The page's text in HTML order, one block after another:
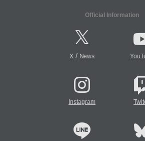
Official Information
X/ News
Instagram